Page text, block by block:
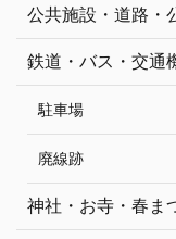
公共施設・道路・
鉄道・バス・交通
駐車場
廃線跡
神社・お寺・春ま